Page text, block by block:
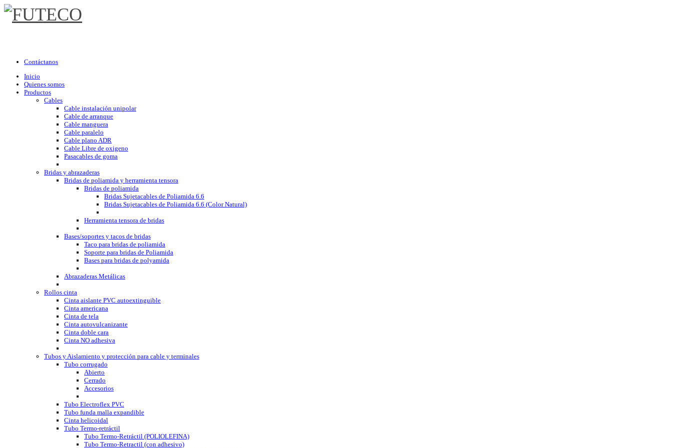
Contáctanos
Inicio
Quienes somos
Productos
Cables
Cable instalación unipolar
Cable de arranque
Cable manguera
Cable paralelo
Cable plano ADR
Cable Libre de oxigeno
Pasacables de goma
Bridas y abrazaderas
Bridas de poliamida y herramienta tensora
Bridas de poliamida
Bridas Sujetacables de Poliamida 6.6
Bridas Sujetacables de Poliamida 6.6 (Color Natural)
Herramienta tensora de bridas
Bases/soportes y tacos de bridas
Taco para bridas de poliamida
Soporte para bridas de Poliamida
Bases para bridas de polyamida
Abrazaderas Metálicas
Rollos cinta
Cinta aislante PVC autoextinguible
Cinta americana
Cinta de tela
Cinta autovulcanizante
Cinta doble cara
Cinta NO adhesiva
Tubos y Aislamiento y protección para cable y terminales
Tubo corrugado
Abierto
Cerrado
Accesorios
Tubo Electroflex PVC
Tubo funda malla expandible
Cinta helicoidal
Tubo Termo-retráctil
Tubo Termo-Retráctil (POLIOLEFINA)
Tubo Termo-Retractil (con adhesivo)